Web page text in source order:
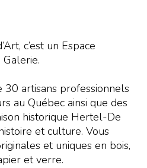
c’est un Espace
artisans professionnels
au Québec ainsi que des
historique Hertel-De
et culture. Vous
et uniques en bois,
et verre.